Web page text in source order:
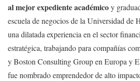
al mejor expediente académicoy
escuela de negocios de la Universidad de
una dilatada experiencia en el sector
estratégica, trabajando para compañías
y Boston Consulting Group en Europa y
fue nombrado emprendedor de alto